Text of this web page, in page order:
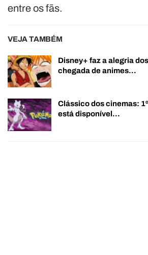
entre os fãs.
VEJA TAMBÉM
Disney+ faz a alegria
chegada de animes…
Clássico dos cinemas:
está disponível…